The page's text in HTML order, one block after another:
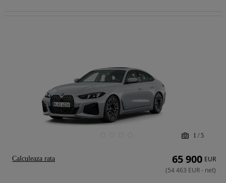
1 / 5
65 900 EUR
(54 463 EUR- net)
Calculeaza rata